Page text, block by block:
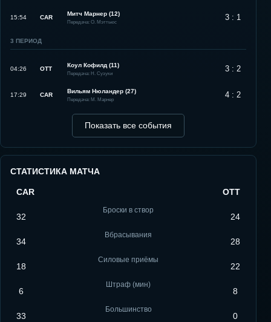
15:54 CAR
Митч Марнер (12)
Передача: О. Мэттьюс 3 : 1
3 ПЕРИОД
04:26 OTT
Коул Кофилд (11)
Передача: Н. Сузуки 3 : 2
17:29 CAR
Вильям Нюландер (27)
Передача: М. Марнер 4 : 2
Показать все события
СТАТИСТИКА МАТЧА
CAR OTT
32
Броски в створ
24
34
Вбрасывания
28
18
Силовые приёмы
22
6
Штраф (мин)
8
33
Большинство
0